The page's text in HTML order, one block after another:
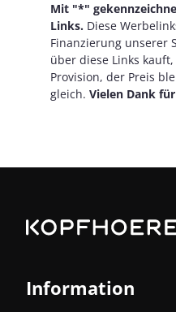
Mit "*"
Links. Diese
Finanzierung unserer
über diese Links
Provision, der Preis
gleich. Vielen Dank
Information